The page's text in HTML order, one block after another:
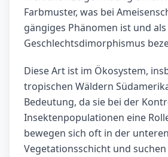
Farbmuster, was bei
gängiges Phänomen ist und als
Geschlechtsdimorphismus
Diese Art ist im Ökosystem,
tropischen Wäldern
Bedeutung, da sie bei der
Insektenpopulationen eine
bewegen sich oft in der unteren
Vegetationsschicht und